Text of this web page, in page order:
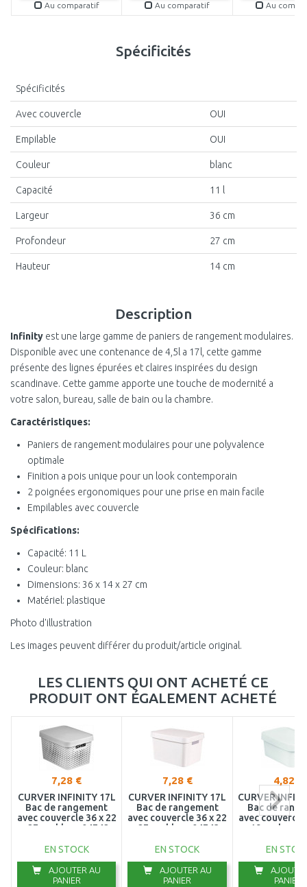
Au comparatif Au comparatif Au
Description
Infinity est une large gamme de paniers de rangement modulaires.
Disponible avec une contenance de 4,5l a 17l, cette gamme
présente des lignes épurées et claires inspirées du design
scandinave. Cette gamme apporte une touche de modernité a
votre salon, bureau, salle de bain ou la chambre.
Caractéristiques:
Paniers de rangement modulaires pour une polyvalence
optimale
Finition a pois unique pour un look contemporain
2 poignées ergonomiques pour une prise en main facile
Empilables avec couvercle
Spécifications:
Capacité: 11 L
Couleur: blanc
Dimensions: 36 x 14 x 27 cm
Matériel: plastique
Photo d'illustration
Les images peuvent différer du produit/article original.
Spécificités
Spécificités
Avec couvercle OUI
Empilable OUI
Couleur blanc
Capacité 11 l
Largeur 36 cm
Profondeur 27 cm
Hauteur 14 cm
LES CLIENTS QUI ONT ACHETÉ CE
PRODUIT ONT ÉGALEMENT ACHETÉ
7,28 €
CURVER INFINITY 17L
Bac de rangement
avec couvercle 36 x 22
x 27 cm blanc 04742-
EN STOCK
AJOUTER AU
PANIER
7,28 €
CURVER INFINITY 17L
Bac de rangement
avec couvercle 36 x 22
x 27 cm blanc 04743-
EN STOCK
AJOUTER AU
PANIER
4,82 €
CURVER
Bac de
avec couvercle
x 19 cm banc
EN
PANIER